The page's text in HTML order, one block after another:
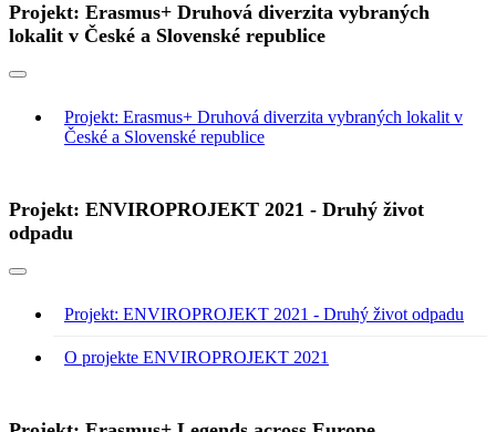
Projekt: Erasmus+ Druhová diverzita vybraných
lokalit v České a Slovenské republice
Projekt: Erasmus+ Druhová diverzita vybraných lokalit v
České a Slovenské republice
Projekt: ENVIROPROJEKT 2021 - Druhý život
odpadu
Projekt: ENVIROPROJEKT 2021 - Druhý život odpadu
O projekte ENVIROPROJEKT 2021